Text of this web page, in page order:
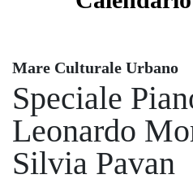
Mare Culturale Urbano
Speciale
Leonardo
Silvia Pavan